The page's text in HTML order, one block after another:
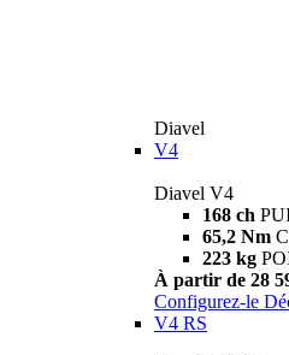
Diavel
V4
Diavel V4
168 ch
65,2 Nm
223 kg
À partir de 28
Configurez-le
V4 RS